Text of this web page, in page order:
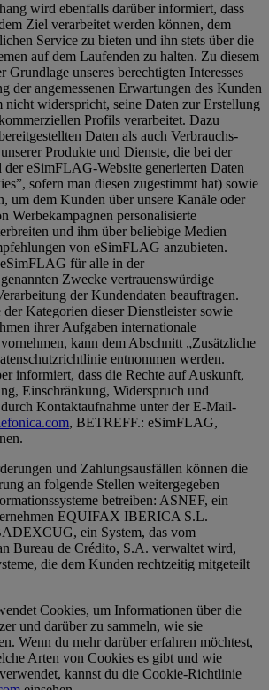
wird ebenfalls darüber informiert, dass
Ziel verarbeitet werden können, dem
Service zu bieten und ihn stets über die
auf dem Laufenden zu halten. Zu diesem
Grundlage unseres berechtigten Interesses
der angemessenen Erwartungen des Kunden
nicht widerspricht, seine Daten zur Erstellung
Profils verarbeitet. Dazu
Daten als auch Verbrauchs-
Produkte und Dienste, die bei der
eSimFLAG-Website generierten Daten
sofern man diesen zugestimmt hat) sowie
um dem Kunden über unsere Kanäle oder
Werbekampagnen personalisierte
und ihm über beliebige Medien
von eSimFLAG anzubieten.
für alle in der
Zwecke vertrauenswürdige
der Kundendaten beauftragen.
Kategorien dieser Dienstleister sowie
ihrer Aufgaben internationale
kann dem Abschnitt „Zusätzliche
entnommen werden.
informiert, dass die Rechte auf Auskunft,
Einschränkung, Widerspruch und
Kontaktaufnahme unter der E-Mail-
, BETREFF.: eSimFLAG,
und Zahlungsausfällen können die
an folgende Stellen weitergegeben
betreiben: ASNEF, ein
EQUIFAX IBERICA S.L.
ein System, das vom
Bureau de Crédito, S.A. verwaltet wird,
die dem Kunden rechtzeitig mitgeteilt
Cookies, um Informationen über die
und darüber zu sammeln, wie sie
Wenn du mehr darüber erfahren möchtest,
Arten von Cookies es gibt und wie
kannst du die Cookie-Richtlinie